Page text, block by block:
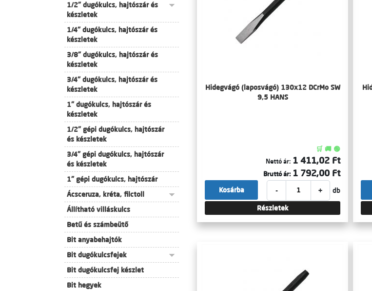
1/2" dugókulcs, hajtószár és
készletek
1/4" dugókulcs, hajtószár és
készletek
3/8" dugókulcs, hajtószár és
készletek
3/4" dugókulcs, hajtószár és
készletek
1" dugókulcs, hajtószár és
készletek
1/2" gépi dugókulcs, hajtószár
és készletek
3/4" gépi dugókulcs, hajtószár
és készletek
1" gépi dugókulcs, hajtószár
Ácsceruza, kréta, filctoll
Állítható villáskulcs
Betű és számbeütő
Bit anyabehajtók
Bit dugókulcsfejek
Bit dugókulcsfej készlet
Bit hegyek
Hidegvágó (laposvágó) 130x12 DCrMo SW
9,5 HANS
🛒 🚚 🟢
Nettó ár: 1 411,02 Ft
Bruttó ár: 1 792,00 Ft
- + db
Kosárba
Részletek